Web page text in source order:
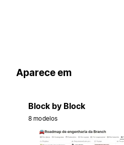
Aparece em
Block by Block
8 modelos